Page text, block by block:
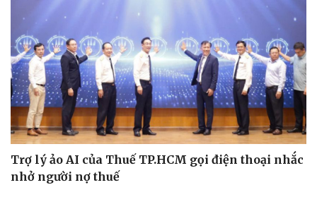
Cải chính
Trợ lý ảo AI của Thuế TP.HCM gọi điện thoại nhắc
nhở người nợ thuế